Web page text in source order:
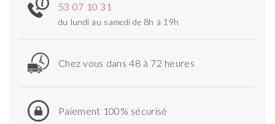
53 07 10 31
du lundi au samedi de 8h à 19h
Chez vous dans 48 à 72 heures
Paiement 100% sécurisé